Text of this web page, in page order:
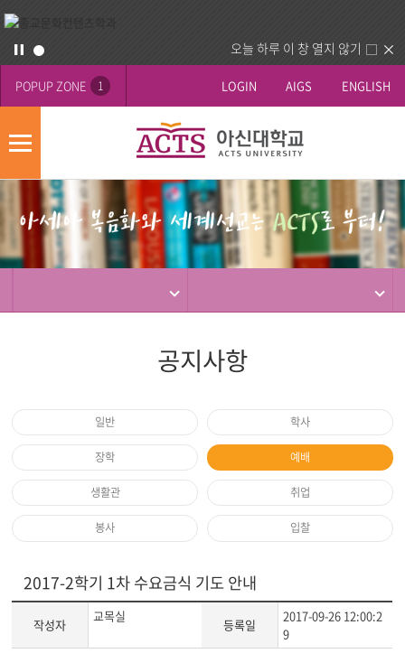
오늘 하루 이 창 열지 않기
POPUP ZONE 1 LOGIN AIGS ENGLISH
모
메
뉴
역
공지사항
일반 학사
장학 예배
생활관 취업
봉사 입찰
2017-2학기 1차 수요금식 기도 안내
작성자
교목실
등록일
2017-09-26 12:00:2
9